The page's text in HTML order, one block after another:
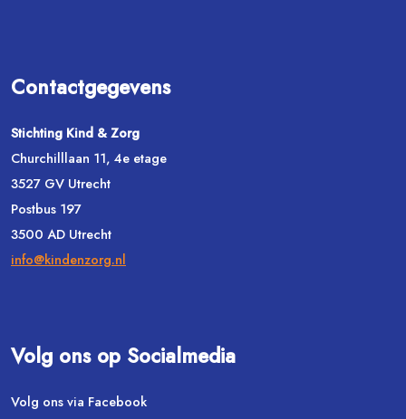
Contactgegevens
Stichting Kind & Zorg
Churchilllaan 11, 4e etage
3527 GV Utrecht
Postbus 197
3500 AD Utrecht
info@kindenzorg.nl
Volg ons op Socialmedia
Volg ons via Facebook